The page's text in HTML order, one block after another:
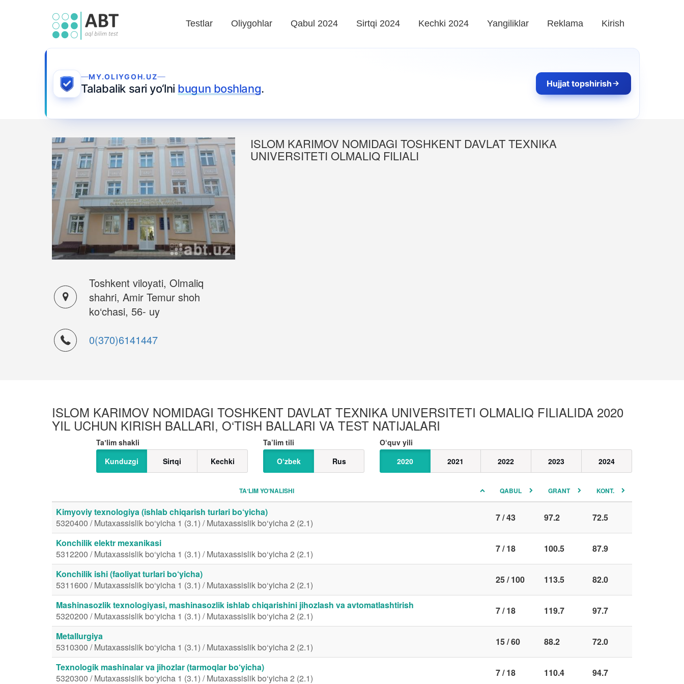
Testlar Oliygohlar Qabul 2024 Sirtqi 2024 Kechki 2024 Yangiliklar Reklama Kirish
MY.OLIYGOH.UZ
Talabalik sari yo‘lni bugun boshlang. Hujjat topshirish
Toshkent viloyati, Olmaliq
shahri, Amir Temur shoh
ko‘chasi, 56- uy
0(370)6141447
ISLOM KARIMOV NOMIDAGI TOSHKENT DAVLAT TEXNIKA
UNIVERSITETI OLMALIQ FILIALI
ISLOM KARIMOV NOMIDAGI TOSHKENT DAVLAT TEXNIKA UNIVERSITETI OLMALIQ FILIALIDA 2020
YIL UCHUN KIRISH BALLARI, O‘TISH BALLARI VA TEST NATIJALARI
O‘quv yili
2020
2021 2022 2023 2024
Ta’lim tili
O‘zbek
Rus
Taʼlim shakli
Kunduzgi
Sirtqi Kechki
TAʼLIM YO‘NALISHI QABUL GRANT KONT.
Kimyoviy texnologiya (ishlab chiqarish turlari bo‘yicha)
5320400 / Mutaxassislik bo‘yicha 1 (3.1) / Mutaxassislik bo‘yicha 2 (2.1)
7 / 43 97.2 72.5
Konchilik elektr mexanikasi
5312200 / Mutaxassislik bo‘yicha 1 (3.1) / Mutaxassislik bo‘yicha 2 (2.1)
7 / 18 100.5 87.9
Konchilik ishi (faoliyat turlari bo‘yicha)
5311600 / Mutaxassislik bo‘yicha 1 (3.1) / Mutaxassislik bo‘yicha 2 (2.1)
25 / 100 113.5 82.0
Mashinasozlik texnologiyasi, mashinasozlik ishlab chiqarishini jihozlash va avtomatlashtirish
5320200 / Mutaxassislik bo‘yicha 1 (3.1) / Mutaxassislik bo‘yicha 2 (2.1)
7 / 18 119.7 97.7
Metallurgiya
5310300 / Mutaxassislik bo‘yicha 1 (3.1) / Mutaxassislik bo‘yicha 2 (2.1)
15 / 60 88.2 72.0
Texnologik mashinalar va jihozlar (tarmoqlar bo‘yicha)
5320300 / Mutaxassislik bo‘yicha 1 (3.1) / Mutaxassislik bo‘yicha 2 (2.1)
7 / 18 110.4 94.7